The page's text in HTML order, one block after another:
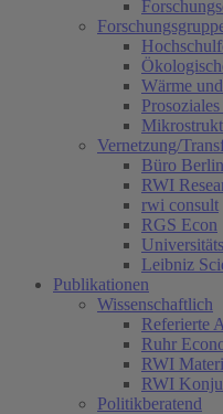
Wärme
Vernetzung/
Büro Berlin
RWI
rwi consult
RGS Econ
Leibniz
Publikationen
Wissenschaftlich
Referierte
Ruhr
RWI
RWI
Politikberatend